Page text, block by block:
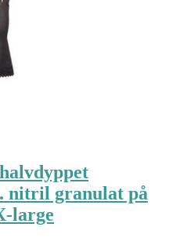
nitril granulat på
large